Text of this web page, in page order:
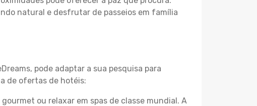
natural e desfrutar de passeios em família
pode adaptar a sua pesquisa para
de ofertas de hotéis:
ou relaxar em spas de classe mundial. A